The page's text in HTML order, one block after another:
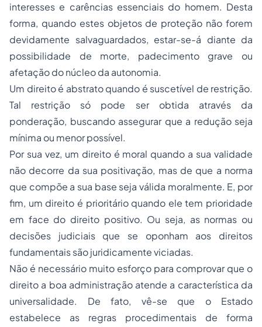
interesses e carências essenciais do homem. Desta
forma, quando estes objetos de proteção não forem
devidamente salvaguardados, estar-se-á diante da
possibilidade de morte, padecimento grave ou
afetação do núcleo da autonomia.
Um direito é abstrato quando é suscetível de restrição.
Tal restrição só pode ser obtida através da
ponderação, buscando assegurar que a redução seja
mínima ou menor possível.
Por sua vez, um direito é moral quando a sua validade
não decorre da sua positivação, mas de que a norma
que compõe a sua base seja válida moralmente. E, por
fim, um direito é prioritário quando ele tem prioridade
em face do direito positivo. Ou seja, as normas ou
decisões judiciais que se oponham aos direitos
fundamentais são juridicamente viciadas.
Não é necessário muito esforço para comprovar que o
direito a boa administração atende a característica da
universalidade. De fato, vê-se que o Estado
estabelece as regras procedimentais de forma